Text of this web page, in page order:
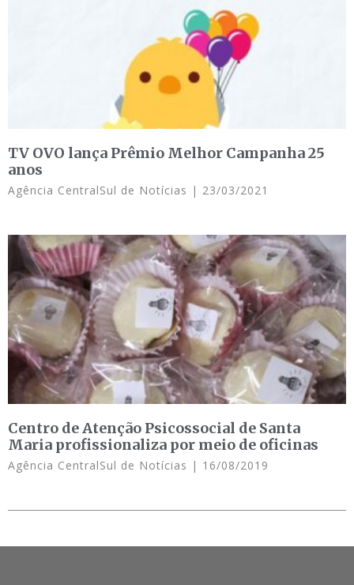
TV OVO lança Prêmio Melhor Campanha 25
anos
Agência CentralSul de Notícias 23/03/2021
Centro de Atenção Psicossocial de Santa
Maria profissionaliza por meio de oficinas
Agência CentralSul de Notícias 16/08/2019